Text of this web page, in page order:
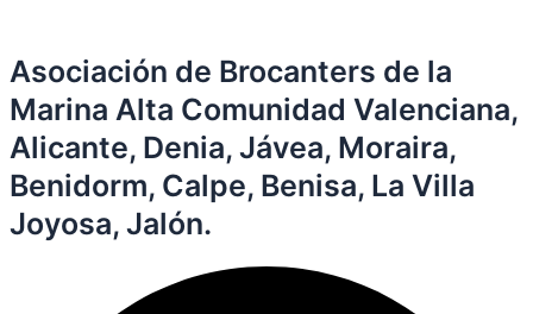
Asociación de Brocanters de la
Marina Alta Comunidad Valenciana,
Alicante, Denia, Jávea, Moraira,
Benidorm, Calpe, Benisa, La Villa
Joyosa, Jalón.